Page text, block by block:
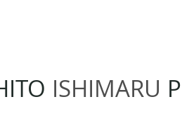
ISHIMARU